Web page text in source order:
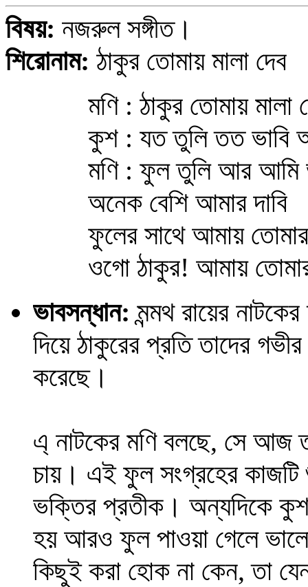
বিষয়: নজরুল সঙ্গীত।
শিরোনাম: ঠাকুর তোমায় মালা দেব
মণি : ঠাকুর তোমায়
কুশ : যত তুলি তত ভাবি
মণি : ফুল তুলি আর আমি
অনেক বেশি আমার দাবি
ফুলের সাথে আমায়
ওগো ঠাকুর! আমায়
ভাবসন্ধান:মন্মথ রায়ের
দিয়ে ঠাকুরের প্রতি তাদের
করেছে।
এ্ নাটকের মণি বলছে, সে আজ
চায়। এই ফুল সংগ্রহের কাজটি
ভক্তির প্রতীক। অন্যদিকে
হয় আরও ফুল পাওয়া গেলে
কিছুই করা হোক না কেন, তা